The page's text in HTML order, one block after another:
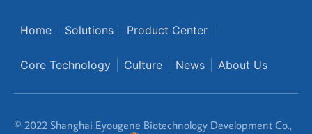
Home Solutions Product Center
Core Technology Culture News About Us
© 2022 Shanghai Eyougene Biotechnology Development Co.,